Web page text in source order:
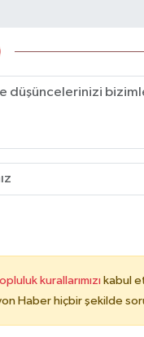
kurallarımızı kabul
Haber hiçbir şekilde